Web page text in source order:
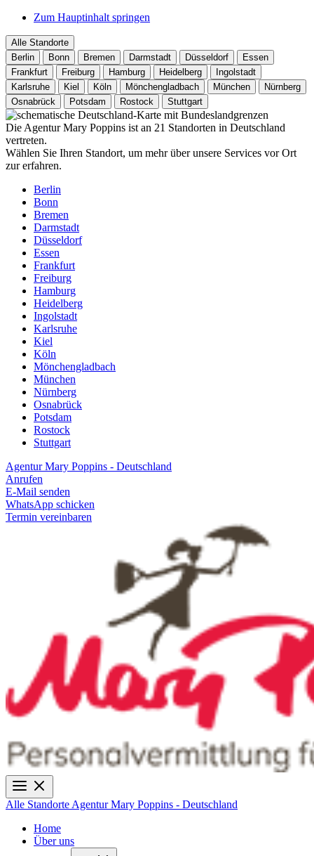
Zum Hauptinhalt springen
Alle Standorte
Berlin
Bonn Bremen Darmstadt Düsseldorf
Essen
Frankfurt
Freiburg Hamburg Heidelberg
Ingolstadt
Karlsruhe
Kiel Köln Mönchengladbach München
Nürnberg
Osnabrück
Potsdam Rostock Stuttgart
Die Agentur Mary Poppins ist an 21 Standorten in Deutschland
vertreten.
Wählen Sie Ihren Standort, um mehr über unsere Services vor Ort
zur erfahren.
Berlin
Bonn
Bremen
Darmstadt
Düsseldorf
Essen
Frankfurt
Freiburg
Hamburg
Heidelberg
Ingolstadt
Karlsruhe
Kiel
Köln
Mönchengladbach
München
Nürnberg
Osnabrück
Potsdam
Rostock
Stuttgart
Agentur Mary Poppins - Deutschland
Anrufen
E-Mail senden
WhatsApp schicken
Termin vereinbaren
Alle Standorte Agentur Mary Poppins - Deutschland
Home
Über uns